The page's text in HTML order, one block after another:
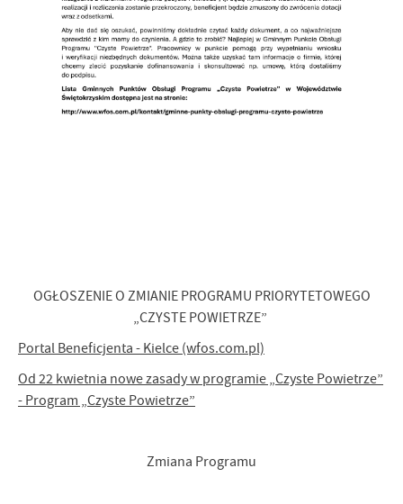
OGŁOSZENIE O ZMIANIE PROGRAMU PRIORYTETOWEGO
„CZYSTE POWIETRZE”
Portal Beneficjenta - Kielce (wfos.com.pl)
Od 22 kwietnia nowe zasady w programie „Czyste Powietrze”
- Program „Czyste Powietrze”
Zmiana Programu